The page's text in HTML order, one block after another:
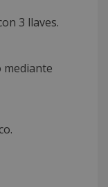
3 llaves.
mediante